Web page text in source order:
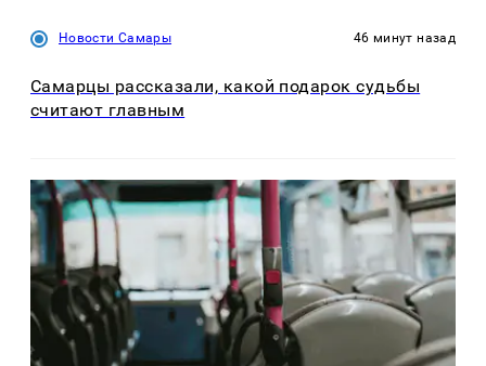
Новости Самары 46 минут назад
Самарцы рассказали, какой подарок судьбы
считают главным